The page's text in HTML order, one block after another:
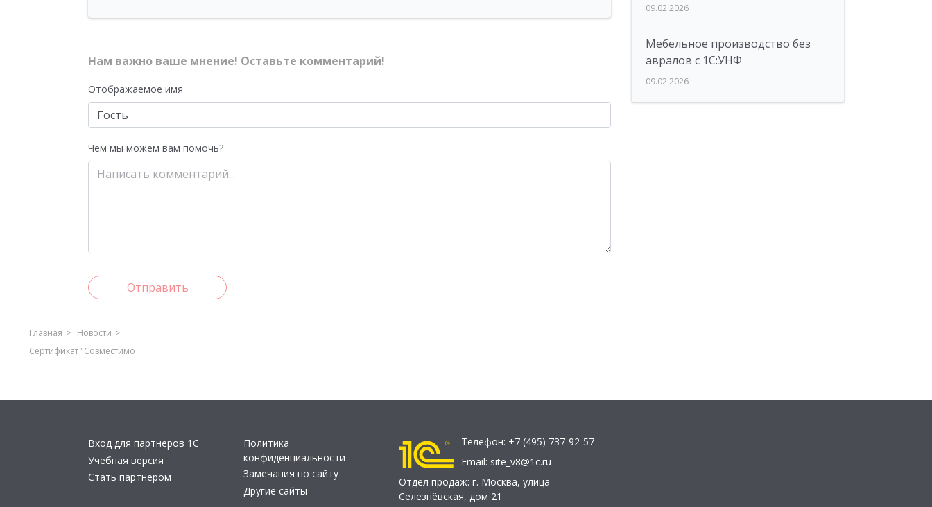
Нам важно ваше мнение! Оставьте комментарий!
Отображаемое имя
Чем мы можем вам помочь?
Отправить
09.02.2026
Мебельное производство без
авралов с 1С:УНФ
09.02.2026
Главная
Новости
Сертификат "Совместимо
Вход для партнеров 1С
Учебная версия
Стать партнером
Политика
конфиденциальности
Замечания по сайту
Другие сайты
Телефон: +7 (495) 737-92-57
Email: site_v8@1c.ru
Отдел продаж: г. Москва, улица
Селезнёвская, дом 21